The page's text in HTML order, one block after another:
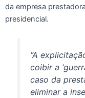
da empresa
presidencial.
“A
coibir a
caso da
eliminar a